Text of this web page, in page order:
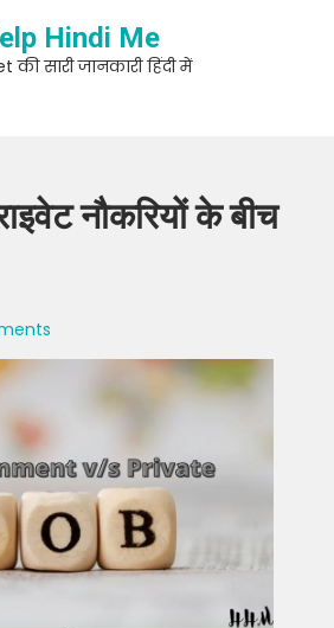
Hindi Me
की सारी जानकारी हिंदी में
नौकरियों के बीच